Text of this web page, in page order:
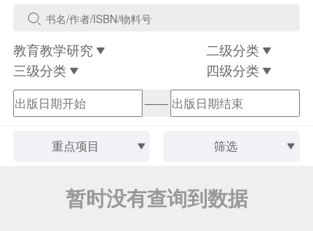
教育教学研究
二级分类
三级分类
四级分类
——
重点项目 筛选
暂时没有查询到数据